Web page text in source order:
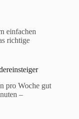
einfachen
richtige
pro Woche gut
–